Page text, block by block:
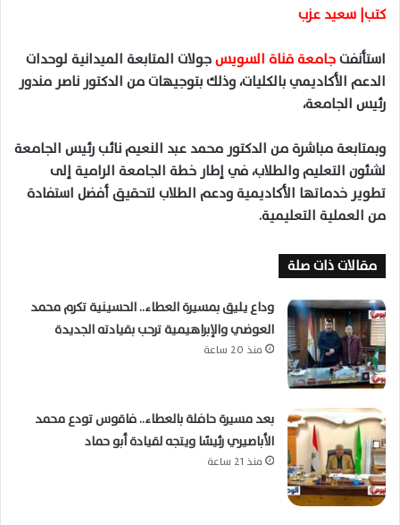
كتب| سعيد عزب
استأنفتجامعة قناة السويسجولات المتابعة الميدانية لوحدات
الدعم الأكاديمي بالكليات، وذلك بتوجيهات من الدكتور ناصر مندور
رئيس الجامعة،
وبمتابعة مباشرة من الدكتور محمد عبد النعيم نائب رئيس الجامعة
لشئون التعليم والطلاب، في إطار خطة الجامعة الرامية إلى
تطوير خدماتها الأكاديمية ودعم الطلاب لتحقيق أفضل استفادة
من العملية التعليمية.
مقالات ذات صلة
وداع يليق بمسيرة العطاء.. الحسينية تكرم محمد
العوضي والإبراهيمية ترحب بقيادته الجديدة
منذ 20 ساعة
بعد مسيرة حافلة بالعطاء.. فاقوس تودع محمد
الأباصيري رئيسًا ويتجه لقيادة أبو حماد
منذ 21 ساعة